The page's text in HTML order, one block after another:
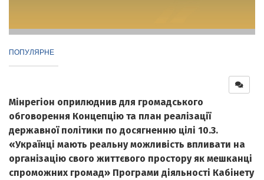
ПОПУЛЯРНЕ
Мінрегіон оприлюднив для громадського
обговорення Концепцію та план реалізації
державної політики по досягненню цілі 10.3.
«Українці мають реальну можливість впливати на
організацію свого життєвого простору як мешканці
спроможних громад» Програми діяльності Кабінету